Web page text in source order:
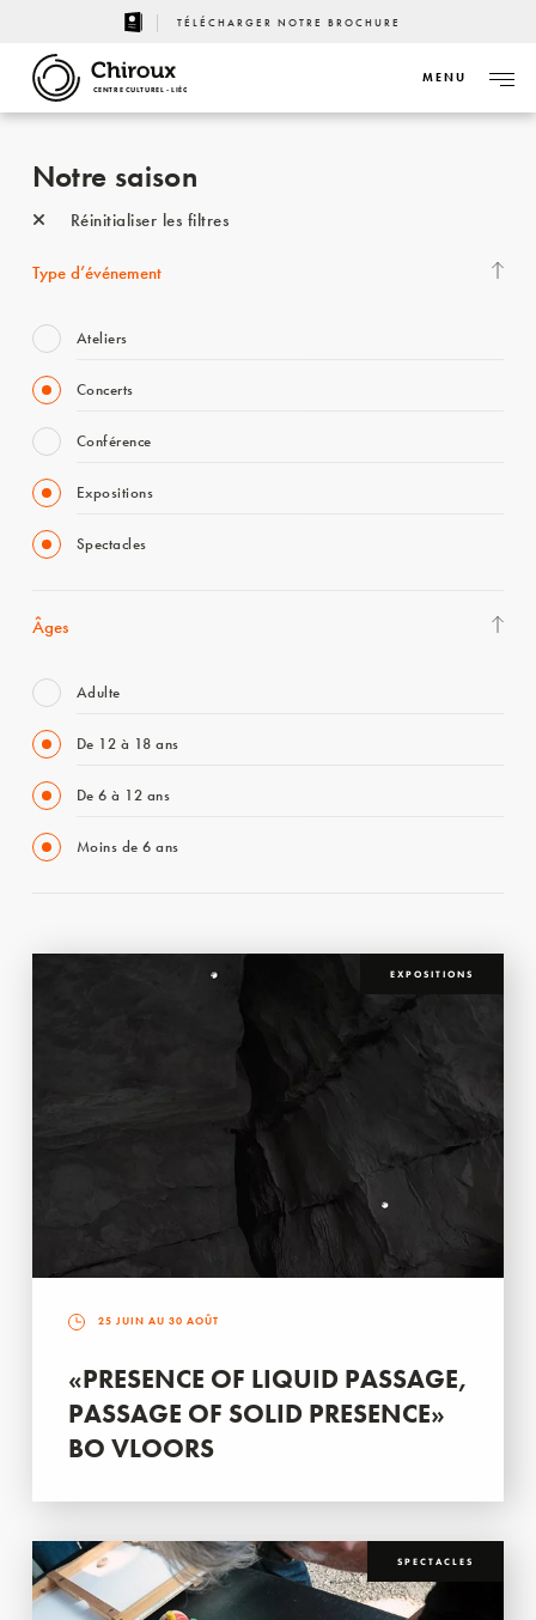
TÉLÉCHARGER NOTRE BROCHURE
CENTRE CULTUREL - LIÈGE
MENU
Notre saison
Réinitialiser les filtres
Type d’événement
Ateliers
Concerts
Conférence
Expositions
Spectacles
Âges
Adulte
De 12 à 18 ans
De 6 à 12 ans
Moins de 6 ans
EXPOSITIONS
25 JUIN AU 30 AOÛT
«PRESENCE OF LIQUID PASSAGE,
PASSAGE OF SOLID PRESENCE»
BO VLOORS
SPECTACLES